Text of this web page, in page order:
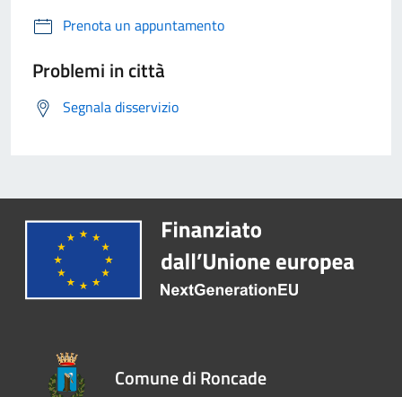
Prenota un appuntamento
Problemi in città
Segnala disservizio
Comune di Roncade